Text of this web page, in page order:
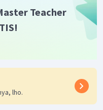
Teacher
lho.